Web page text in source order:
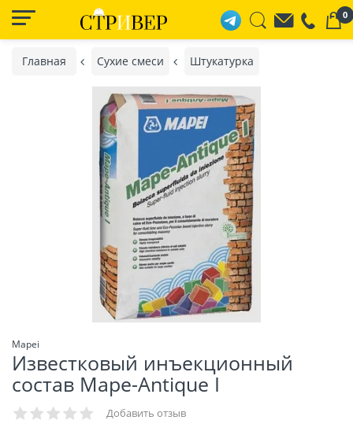
0
Главная Сухие смеси Штукатурка
Mapei
Известковый инъекционный
состав Mape-Antique I
Добавить отзыв